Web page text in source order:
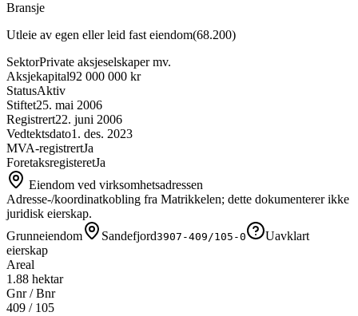
Bransje
Utleie av egen eller leid fast eiendom(68.200)
SektorPrivate aksjeselskaper mv.
Aksjekapital92 000 000 kr
StatusAktiv
Stiftet25. mai 2006
Registrert22. juni 2006
Vedtektsdato1. des. 2023
MVA-registrertJa
ForetaksregisteretJa
Eiendom ved virksomhetsadressen
Adresse-/koordinatkobling fra Matrikkelen; dette dokumenterer ikke
juridisk eierskap.
Grunneiendom
Sandefjord3907-409/105-0
Uavklart
eierskap
Areal
1.88 hektar
Gnr / Bnr
409 / 105